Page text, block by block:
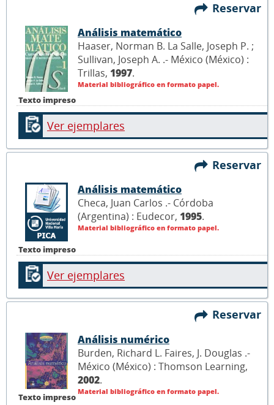
Reservar
Texto impreso
Análisis matemático
Haaser, Norman B. La Salle, Joseph P. ;
Sullivan, Joseph A. .- México (México) :
Trillas, 1997.
Material bibliográfico en formato papel.
Ver ejemplares
Reservar
Texto impreso
Análisis matemático
Checa, Juan Carlos .- Córdoba
(Argentina) : Eudecor, 1995.
Material bibliográfico en formato papel.
Ver ejemplares
Reservar
Texto impreso
Análisis numérico
Burden, Richard L. Faires, J. Douglas .-
México (México) : Thomson Learning,
2002.
Material bibliográfico en formato papel.